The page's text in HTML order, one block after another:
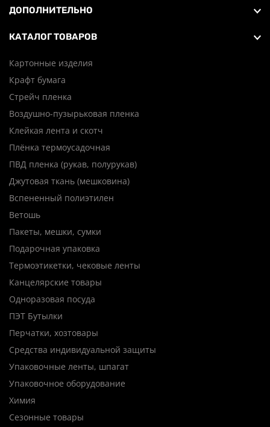
ДОПОЛНИТЕЛЬНО
КАТАЛОГ ТОВАРОВ
Картонные изделия
Крафт бумага
Стрейч пленка
Воздушно-пузырьковая пленка
Клейкая лента и скотч
Плёнка термоусадочная
ПВД пленка (рукав, полурукав)
Джутовая ткань (мешковина)
Вспененный полиэтилен
Ветошь
Пакеты, мешки, сумки
Подарочная упаковка
Термоэтикетки, чековые ленты
Канцелярские товары
Одноразовая посуда
ПЭТ Бутылки
Перчатки, хозтовары
Средства индивидуальной защиты
Упаковочные ленты, шпагат
Упаковочное оборудование
Химия
Сезонные товары